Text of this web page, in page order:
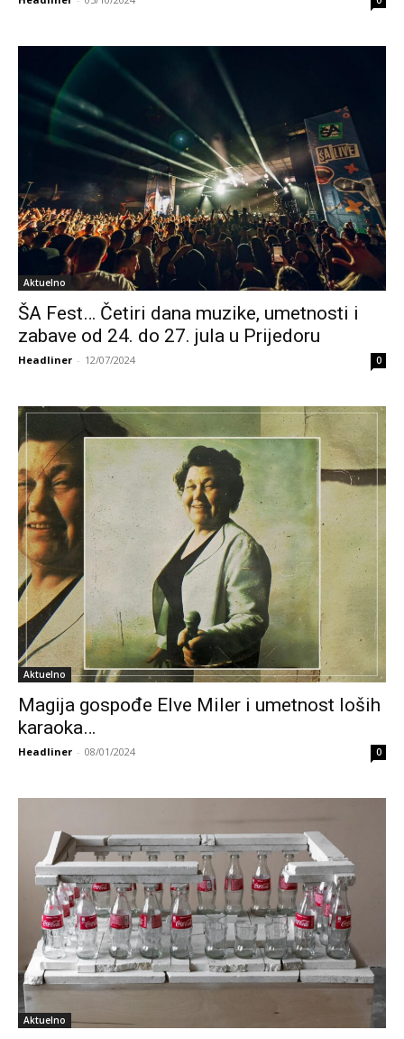
Aktuelno
ŠA Fest… Četiri dana muzike, umetnosti i
zabave od 24. do 27. jula u Prijedoru
Headliner - 12/07/2024 0
Aktuelno
Magija gospođe Elve Miler i umetnost loših
karaoka…
Headliner - 08/01/2024 0
Aktuelno